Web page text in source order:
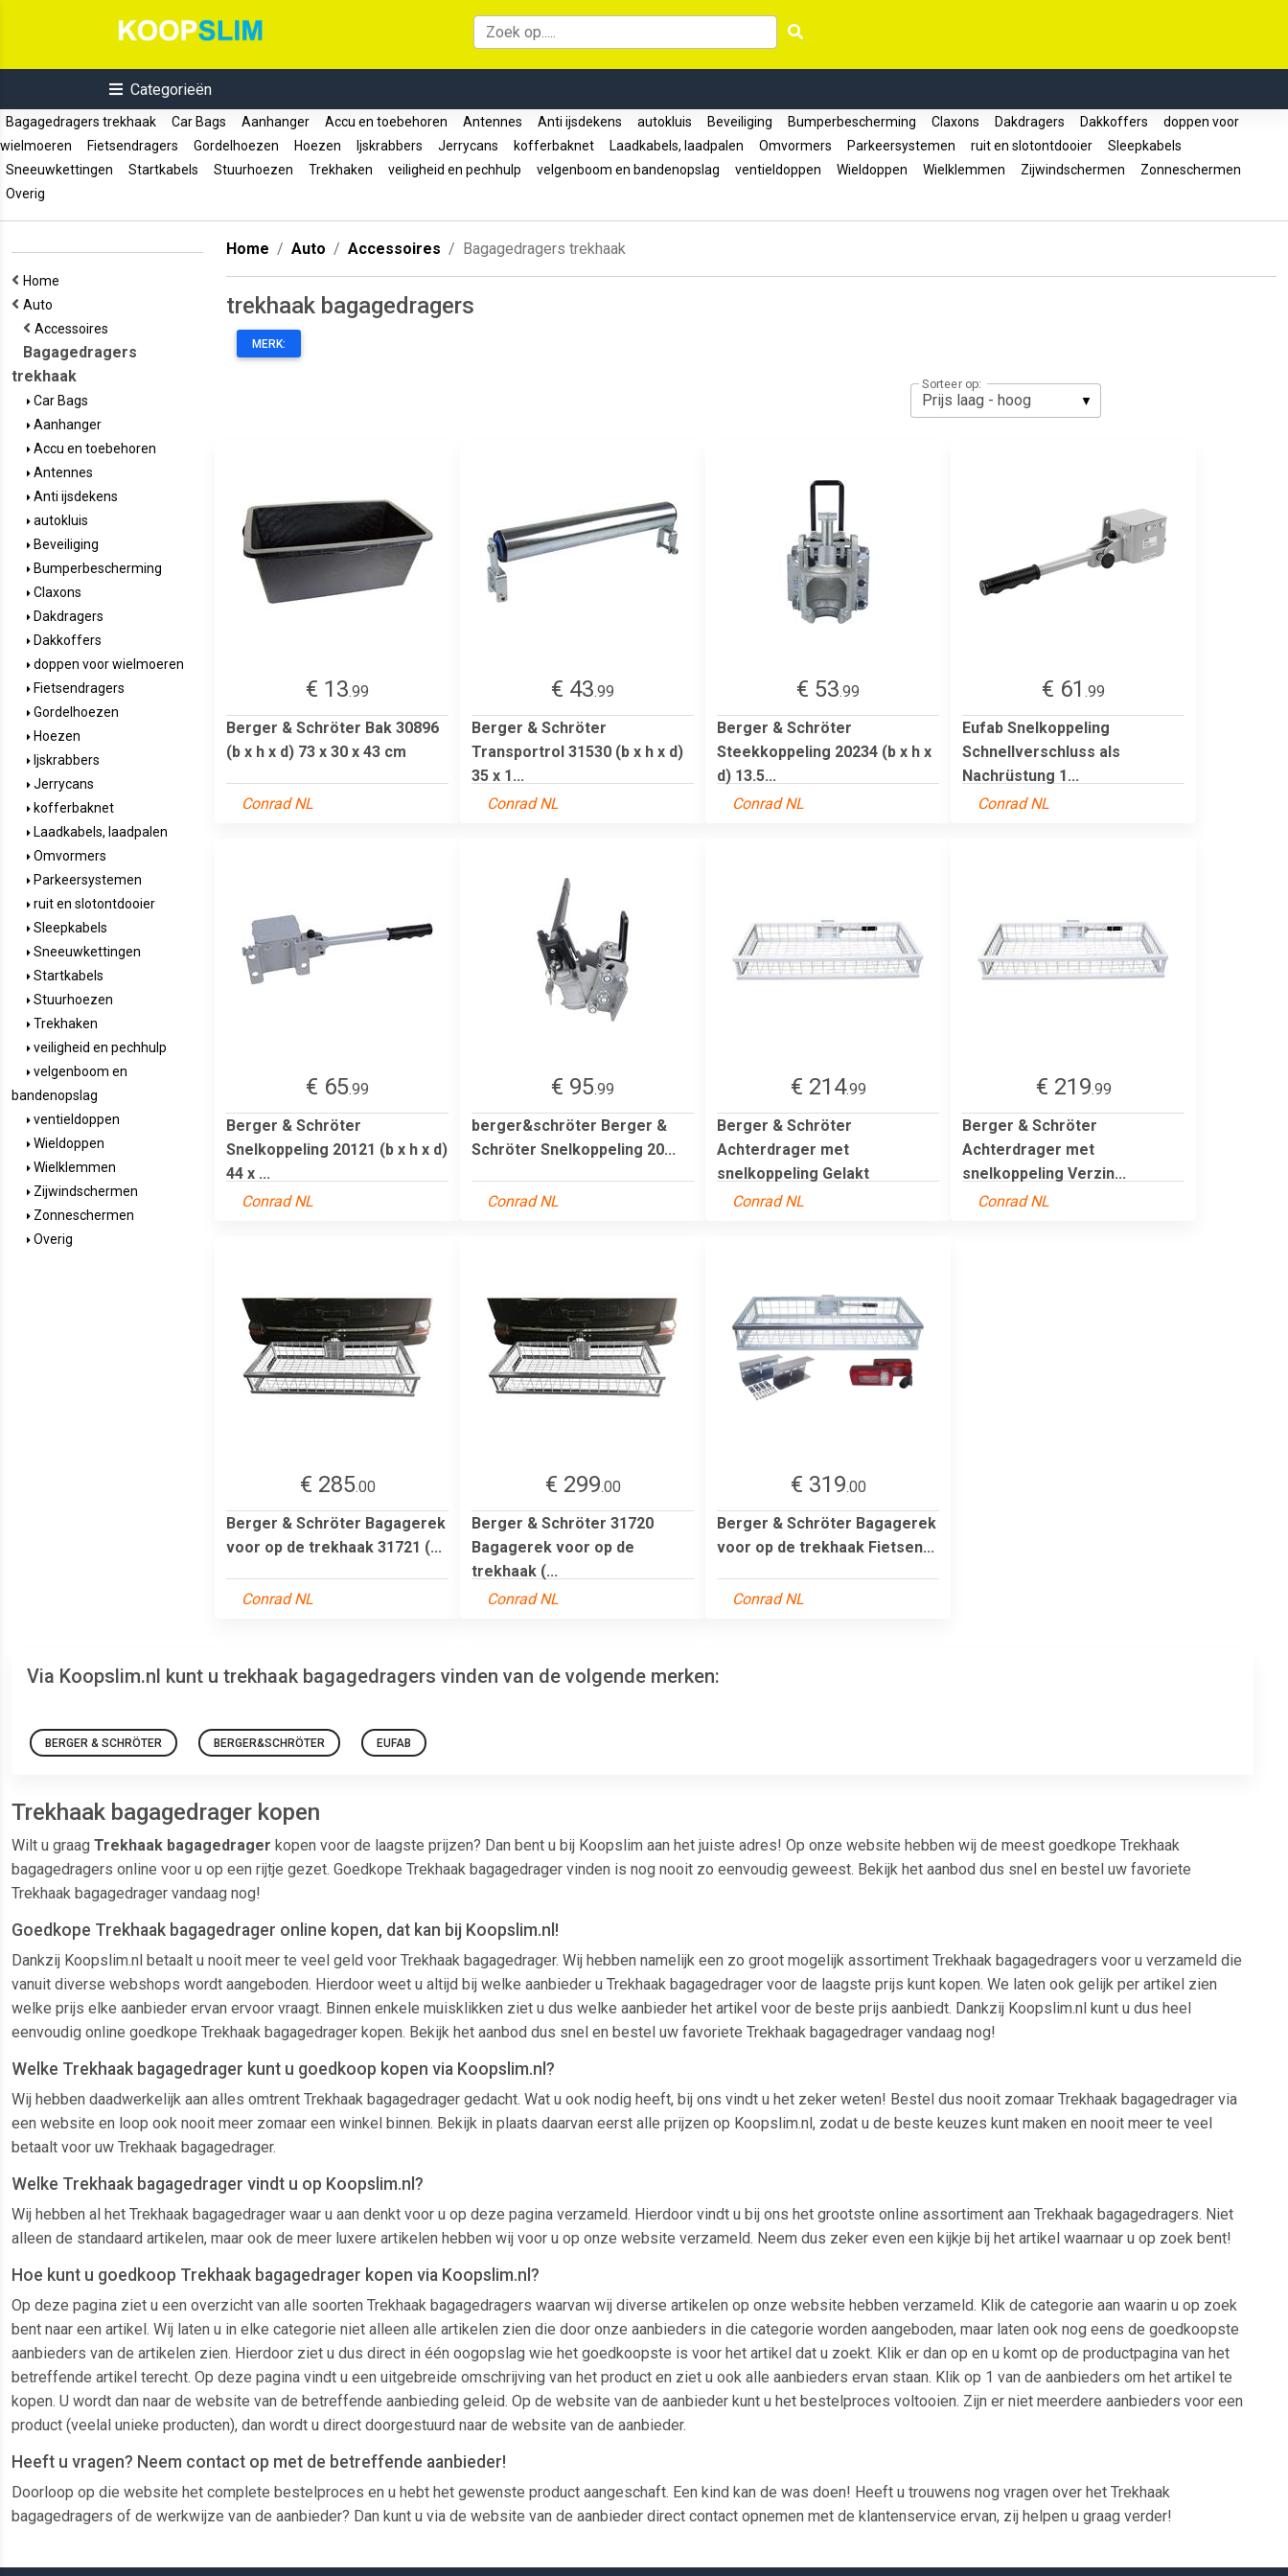
Categorieën
Bagagedragers trekhaak Car Bags Aanhanger Accu en toebehoren Antennes Anti ijsdekens autokluis Beveiliging Bumperbescherming Claxons Dakdragers Dakkoffers
doppen voor
wielmoeren
Fietsendragers Gordelhoezen Hoezen Ijskrabbers Jerrycans kofferbaknet Laadkabels, laadpalen Omvormers Parkeersystemen ruit en slotontdooier
Sleepkabels
Sneeuwkettingen
Startkabels Stuurhoezen Trekhaken veiligheid en pechhulp velgenboom en bandenopslag ventieldoppen Wieldoppen Wielklemmen Zijwindschermen
Zonneschermen
Overig
Home
Auto
Accessoires
Bagagedragers
trekhaak
Car Bags
Aanhanger
Accu en toebehoren
Antennes
Anti ijsdekens
autokluis
Beveiliging
Bumperbescherming
Claxons
Dakdragers
Dakkoffers
doppen voor wielmoeren
Fietsendragers
Gordelhoezen
Hoezen
Ijskrabbers
Jerrycans
kofferbaknet
Laadkabels, laadpalen
Omvormers
Parkeersystemen
ruit en slotontdooier
Sleepkabels
Sneeuwkettingen
Startkabels
Stuurhoezen
Trekhaken
veiligheid en pechhulp
velgenboom en
bandenopslag
ventieldoppen
Wieldoppen
Wielklemmen
Zijwindschermen
Zonneschermen
Overig
Home Auto Accessoires Bagagedragers trekhaak
trekhaak bagagedragers
MERK:
Sorteer op:
€ 13.99
Berger & Schröter Bak 30896
(b x h x d) 73 x 30 x 43 cm
Conrad NL
€ 43.99
Berger & Schröter
Transportrol 31530 (b x h x d)
35 x 1...
Conrad NL
€ 53.99
Berger & Schröter
Steekkoppeling 20234 (b x h x
d) 13.5...
Conrad NL
€ 61 .99
Eufab Snelkoppeling
Schnellverschluss als
Nachrüstung 1...
Conrad NL
€ 65.99
Berger & Schröter
Snelkoppeling 20121 (b x h x d)
44 x ...
Conrad NL
€ 95.99
berger&schröter Berger &
Schröter Snelkoppeling 20...
Conrad NL
€ 214.99
Berger & Schröter
Achterdrager met
snelkoppeling Gelakt
Conrad NL
€ 219.99
Berger & Schröter
Achterdrager met
snelkoppeling Verzin...
Conrad NL
€ 285.00
Berger & Schröter Bagagerek
voor op de trekhaak 31721 (...
Conrad NL
€ 299.00
Berger & Schröter 31720
Bagagerek voor op de
trekhaak (...
Conrad NL
€ 319.00
Berger & Schröter Bagagerek
voor op de trekhaak Fietsen...
Conrad NL
Via Koopslim.nl kunt u trekhaak bagagedragers vinden van de volgende merken:
BERGER & SCHRÖTER BERGER&SCHRÖTER EUFAB
Trekhaak bagagedrager kopen
Wilt u graag Trekhaak bagagedrager kopen voor de laagste prijzen? Dan bent u bij Koopslim aan het juiste adres! Op onze website hebben wij de meest goedkope Trekhaak
bagagedragers online voor u op een rijtje gezet. Goedkope Trekhaak bagagedrager vinden is nog nooit zo eenvoudig geweest. Bekijk het aanbod dus snel en bestel uw favoriete
Trekhaak bagagedrager vandaag nog!
Goedkope Trekhaak bagagedrager online kopen, dat kan bij Koopslim.nl!
Dankzij Koopslim.nl betaalt u nooit meer te veel geld voor Trekhaak bagagedrager. Wij hebben namelijk een zo groot mogelijk assortiment Trekhaak bagagedragers voor u verzameld die
vanuit diverse webshops wordt aangeboden. Hierdoor weet u altijd bij welke aanbieder u Trekhaak bagagedrager voor de laagste prijs kunt kopen. We laten ook gelijk per artikel zien
welke prijs elke aanbieder ervan ervoor vraagt. Binnen enkele muisklikken ziet u dus welke aanbieder het artikel voor de beste prijs aanbiedt. Dankzij Koopslim.nl kunt u dus heel
eenvoudig online goedkope Trekhaak bagagedrager kopen. Bekijk het aanbod dus snel en bestel uw favoriete Trekhaak bagagedrager vandaag nog!
Welke Trekhaak bagagedrager kunt u goedkoop kopen via Koopslim.nl?
Wij hebben daadwerkelijk aan alles omtrent Trekhaak bagagedrager gedacht. Wat u ook nodig heeft, bij ons vindt u het zeker weten! Bestel dus nooit zomaar Trekhaak bagagedrager via
een website en loop ook nooit meer zomaar een winkel binnen. Bekijk in plaats daarvan eerst alle prijzen op Koopslim.nl, zodat u de beste keuzes kunt maken en nooit meer te veel
betaalt voor uw Trekhaak bagagedrager.
Welke Trekhaak bagagedrager vindt u op Koopslim.nl?
Wij hebben al het Trekhaak bagagedrager waar u aan denkt voor u op deze pagina verzameld. Hierdoor vindt u bij ons het grootste online assortiment aan Trekhaak bagagedragers. Niet
alleen de standaard artikelen, maar ook de meer luxere artikelen hebben wij voor u op onze website verzameld. Neem dus zeker even een kijkje bij het artikel waarnaar u op zoek bent!
Hoe kunt u goedkoop Trekhaak bagagedrager kopen via Koopslim.nl?
Op deze pagina ziet u een overzicht van alle soorten Trekhaak bagagedragers waarvan wij diverse artikelen op onze website hebben verzameld. Klik de categorie aan waarin u op zoek
bent naar een artikel. Wij laten u in elke categorie niet alleen alle artikelen zien die door onze aanbieders in die categorie worden aangeboden, maar laten ook nog eens de goedkoopste
aanbieders van de artikelen zien. Hierdoor ziet u dus direct in één oogopslag wie het goedkoopste is voor het artikel dat u zoekt. Klik er dan op en u komt op de productpagina van het
betreffende artikel terecht. Op deze pagina vindt u een uitgebreide omschrijving van het product en ziet u ook alle aanbieders ervan staan. Klik op 1 van de aanbieders om het artikel te
kopen. U wordt dan naar de website van de betreffende aanbieding geleid. Op de website van de aanbieder kunt u het bestelproces voltooien. Zijn er niet meerdere aanbieders voor een
product (veelal unieke producten), dan wordt u direct doorgestuurd naar de website van de aanbieder.
Heeft u vragen? Neem contact op met de betreffende aanbieder!
Doorloop op die website het complete bestelproces en u hebt het gewenste product aangeschaft. Een kind kan de was doen! Heeft u trouwens nog vragen over het Trekhaak
bagagedragers of de werkwijze van de aanbieder? Dan kunt u via de website van de aanbieder direct contact opnemen met de klantenservice ervan, zij helpen u graag verder!